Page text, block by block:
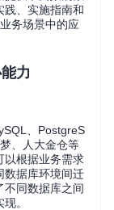
践、实施指南和
务场景中的应
力
、PostgreS
、人大金仓等
以根据业务需求
数据库环境间迁
不同数据库之间
。